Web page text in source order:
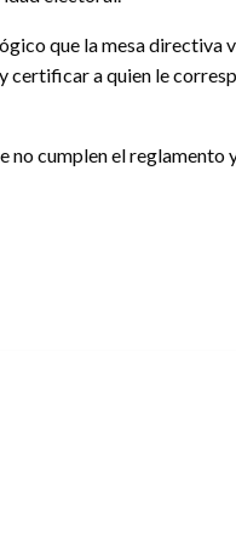
que la mesa directiva
certificar a quien le
no cumplen el reglamento